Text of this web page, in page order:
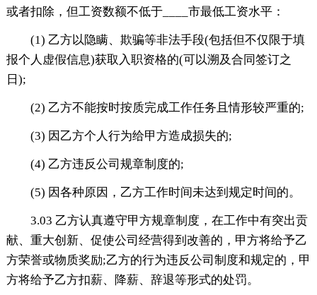
或者扣除，但工资数额不低于____市最低工资水平：
(1) 乙方以隐瞒、欺骗等非法手段(包括但不仅限于填
报个人虚假信息)获取入职资格的(可以溯及合同签订之
日);
(2) 乙方不能按时按质完成工作任务且情形较严重的;
(3) 因乙方个人行为给甲方造成损失的;
(4) 乙方违反公司规章制度的;
(5) 因各种原因，乙方工作时间未达到规定时间的。
3.03 乙方认真遵守甲方规章制度，在工作中有突出贡
献、重大创新、促使公司经营得到改善的，甲方将给予乙
方荣誉或物质奖励;乙方的行为违反公司制度和规定的，甲
方将给予乙方扣薪、降薪、辞退等形式的处罚。